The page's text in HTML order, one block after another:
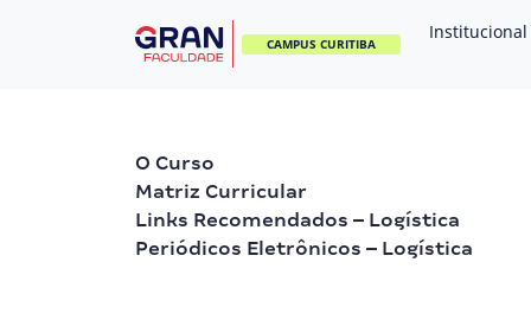
CAMPUS CURITIBA
Institucional
O Curso
Matriz Curricular
Links Recomendados – Logística
Periódicos Eletrônicos – Logística